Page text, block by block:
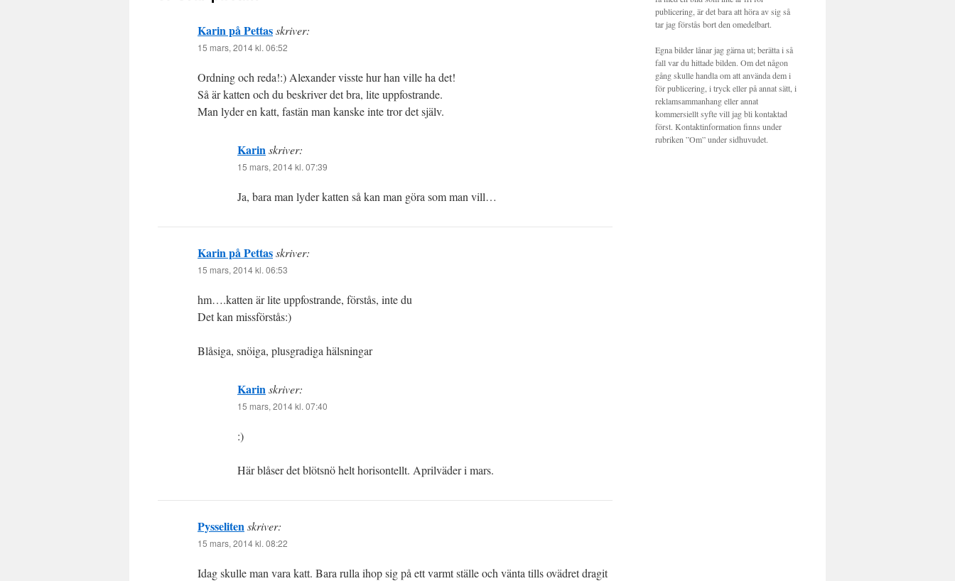
Karin på Pettasskriver:
15 mars, 2014 kl. 06:52
Ordning och reda!:) Alexander visste hur han ville ha det!
Så är katten och du beskriver det bra, lite uppfostrande.
Man lyder en katt, fastän man kanske inte tror det själv.
Karinskriver:
15 mars, 2014 kl. 07:39
Ja, bara man lyder katten så kan man göra som man vill…
Karin på Pettasskriver:
15 mars, 2014 kl. 06:53
hm….katten är lite uppfostrande, förstås, inte du
Det kan missförstås:)
Blåsiga, snöiga, plusgradiga hälsningar
Karinskriver:
15 mars, 2014 kl. 07:40
:)
Här blåser det blötsnö helt horisontellt. Aprilväder i mars.
Pysselitenskriver:
15 mars, 2014 kl. 08:22
Idag skulle man vara katt. Bara rulla ihop sig på ett varmt ställe och vänta tills ovädret dragit
publicering, är det bara att höra av sig så
tar jag förstås bort den omedelbart.
Egna bilder lånar jag gärna ut; berätta i så
fall var du hittade bilden. Om det någon
gång skulle handla om att använda dem i
för publicering, i tryck eller på annat sätt, i
reklamsammanhang eller annat
kommersiellt syfte vill jag bli kontaktad
först. Kontaktinformation finns under
rubriken ”Om” under sidhuvudet.